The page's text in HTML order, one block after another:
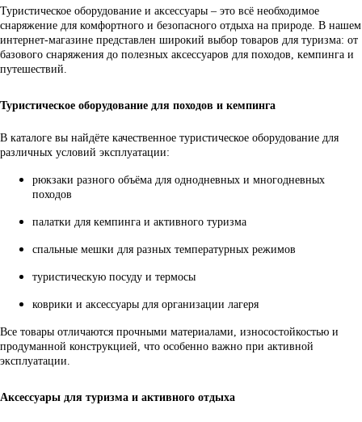
Туристическое оборудование и аксессуары – это всё необходимое
снаряжение для комфортного и безопасного отдыха на природе. В нашем
интернет-магазине представлен широкий выбор товаров для туризма: от
базового снаряжения до полезных аксессуаров для походов, кемпинга и
путешествий.
Туристическое оборудование для походов и кемпинга
В каталоге вы найдёте качественное туристическое оборудование для
различных условий эксплуатации:
рюкзаки разного объёма для однодневных и многодневных
походов
палатки для кемпинга и активного туризма
спальные мешки для разных температурных режимов
туристическую посуду и термосы
коврики и аксессуары для организации лагеря
Все товары отличаются прочными материалами, износостойкостью и
продуманной конструкцией, что особенно важно при активной
эксплуатации.
Аксессуары для туризма и активного отдыха